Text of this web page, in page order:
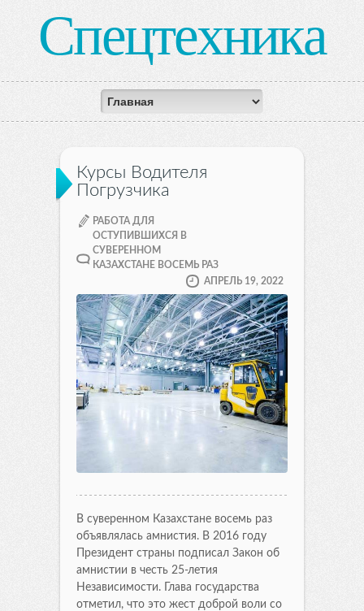
Спецтехника
Курсы Водителя
Погрузчика
РАБОТА ДЛЯ
ОСТУПИВШИХСЯ В
СУВЕРЕННОМ
КАЗАХСТАНЕ ВОСЕМЬ РАЗ
АПРЕЛЬ 19, 2022
В суверенном Казахстане восемь раз
объявлялась амнистия. В 2016 году
Президент страны подписал Закон об
амнистии в честь 25-летия
Независимости. Глава государства
отметил, что это жест доброй воли со